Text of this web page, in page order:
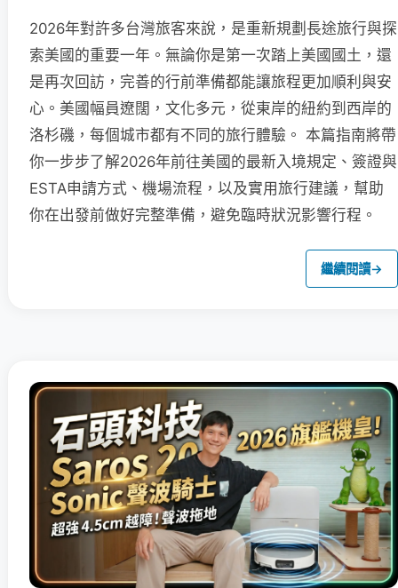
2026年對許多台灣旅客來說，是重新規劃長途旅行與探
索美國的重要一年。無論你是第一次踏上美國國土，還
是再次回訪，完善的行前準備都能讓旅程更加順利與安
心。美國幅員遼闊，文化多元，從東岸的紐約到西岸的
洛杉磯，每個城市都有不同的旅行體驗。 本篇指南將帶
你一步步了解2026年前往美國的最新入境規定、簽證與
ESTA申請方式、機場流程，以及實用旅行建議，幫助
你在出發前做好完整準備，避免臨時狀況影響行程。
繼續閱讀→